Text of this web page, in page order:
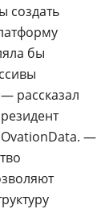
создать
бы
рассказал
OvationData. —